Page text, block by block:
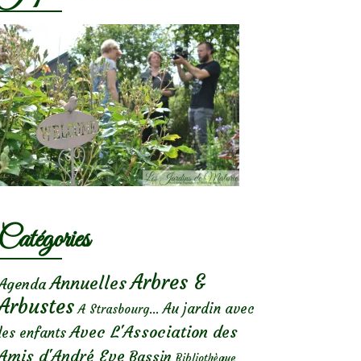
Catégories
AnnuellesArbres &
A Strasbourg... Au jardin avec
enfants Avec L'Association des
d'André Eve Bassin Bibliothèque